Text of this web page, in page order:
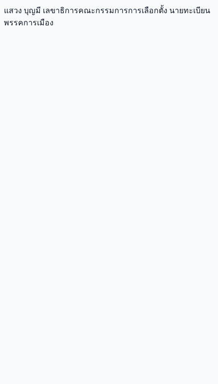
แสวง บุญมี เลขาธิการคณะกรรมการการเลือกตั้ง นายทะเบียน
พรรคการเมือง